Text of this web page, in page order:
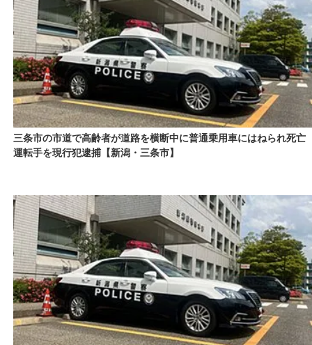
三条市の市道で高齢者が道路を横断中に普通乗用車にはねられ死
運転手を現行犯逮捕【新潟・三条市】